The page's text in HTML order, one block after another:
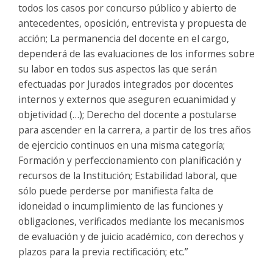
todos los casos por concurso público y abierto de
antecedentes, oposición, entrevista y propuesta de
acción; La permanencia del docente en el cargo,
dependerá de las evaluaciones de los informes sobre
su labor en todos sus aspectos las que serán
efectuadas por Jurados integrados por docentes
internos y externos que aseguren ecuanimidad y
objetividad (…); Derecho del docente a postularse
para ascender en la carrera, a partir de los tres años
de ejercicio continuos en una misma categoría;
Formación y perfeccionamiento con planificación y
recursos de la Institución; Estabilidad laboral, que
sólo puede perderse por manifiesta falta de
idoneidad o incumplimiento de las funciones y
obligaciones, verificados mediante los mecanismos
de evaluación y de juicio académico, con derechos y
plazos para la previa rectificación; etc.”